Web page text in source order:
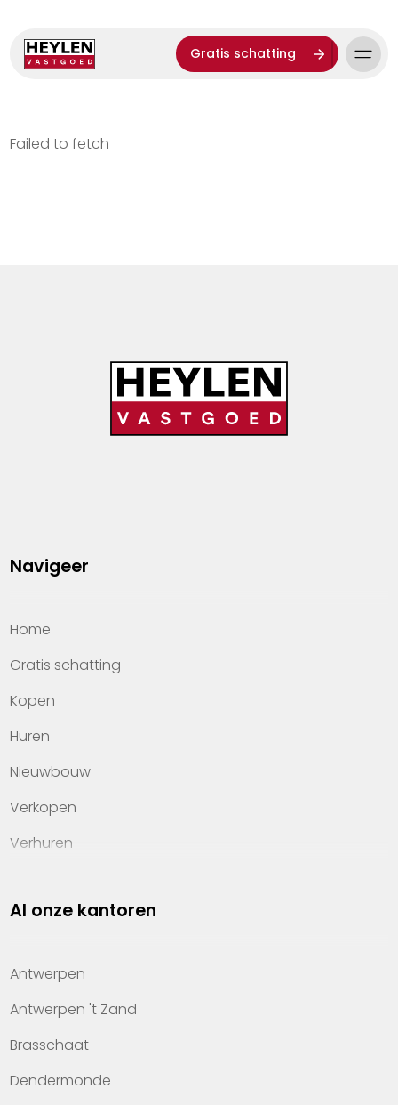
Gratis schatting
Failed to fetch
Navigeer
Home
Gratis schatting
Kopen
Huren
Nieuwbouw
Verkopen
Verhuren
Property management
Kennis van wonen
Kantoren
Veelgestelde vragen
Werken bij Heylen Vastgoed
Al onze kantoren
Antwerpen
Antwerpen 't Zand
Brasschaat
Dendermonde